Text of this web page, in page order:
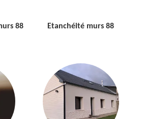
88 Etanchéité murs 88